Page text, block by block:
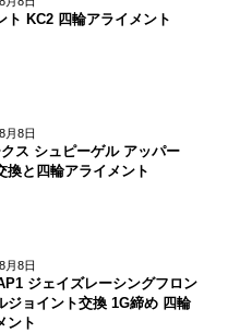
ト KC2 四輪アライメント
月8日
ス シュピーゲル アッパー
換と四輪アライメント
月8日
ジェイズレーシングフロン
ジョイント交換 1G締め 四輪
ント